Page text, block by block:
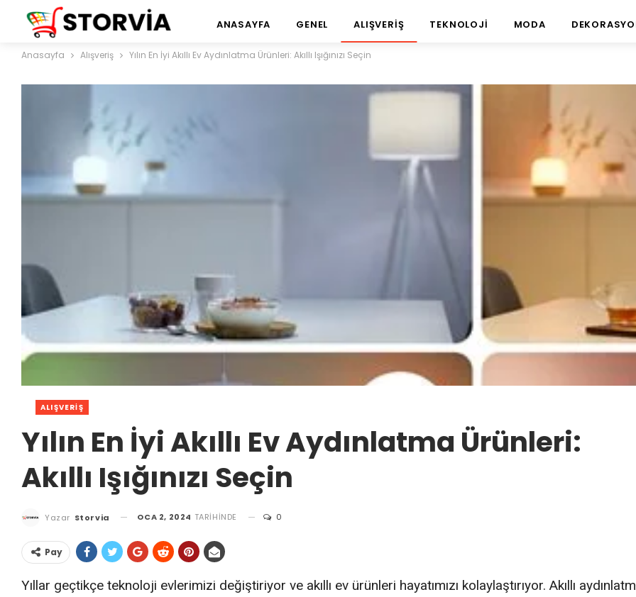
ANASAYFA GENEL ALIŞVERIŞ TEKNOLOJI MODA
Anasayfa Alışveriş Yılın En İyi Akıllı Ev Aydınlatma Ürünleri: Akıllı Işığınızı Seçin
ALIŞVERIŞ
Yılın En İyi Akıllı Ev Aydınlatma Ürünleri:
Akıllı Işığınızı Seçin
Yazar Storvia OCA 2, 2024 TARIHINDE 0
Pay
Yıllar geçtikçe teknoloji evlerimizi değiştiriyor ve akıllı ev ürünleri hayatımızı kolaylaştırıyor. Akıllı